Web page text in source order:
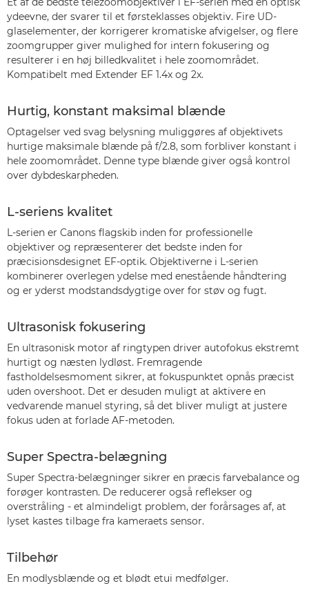
ydeevne, der svarer til et førsteklasses objektiv. Fire UD-
glaselementer, der korrigerer kromatiske afvigelser, og flere
zoomgrupper giver mulighed for intern fokusering og
resulterer i en høj billedkvalitet i hele zoomområdet.
Kompatibelt med Extender EF 1.4x og 2x.
Hurtig, konstant maksimal blænde
Optagelser ved svag belysning muliggøres af objektivets
hurtige maksimale blænde på f/2.8, som forbliver konstant i
hele zoomområdet. Denne type blænde giver også kontrol
over dybdeskarpheden.
L-seriens kvalitet
L-serien er Canons flagskib inden for professionelle
objektiver og repræsenterer det bedste inden for
præcisionsdesignet EF-optik. Objektiverne i L-serien
kombinerer overlegen ydelse med enestående håndtering
og er yderst modstandsdygtige over for støv og fugt.
Ultrasonisk fokusering
En ultrasonisk motor af ringtypen driver autofokus ekstremt
hurtigt og næsten lydløst. Fremragende
fastholdelsesmoment sikrer, at fokuspunktet opnås præcist
uden overshoot. Det er desuden muligt at aktivere en
vedvarende manuel styring, så det bliver muligt at justere
fokus uden at forlade AF-metoden.
Super Spectra-belægning
Super Spectra-belægninger sikrer en præcis farvebalance og
forøger kontrasten. De reducerer også reflekser og
overstråling - et almindeligt problem, der forårsages af, at
lyset kastes tilbage fra kameraets sensor.
Tilbehør
En modlysblænde og et blødt etui medfølger.